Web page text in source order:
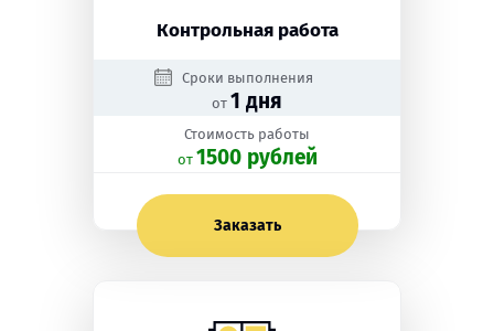
Контрольная работа
Сроки выполнения
от 1 дня
Стоимость работы
oт 1500 рублей
Заказать